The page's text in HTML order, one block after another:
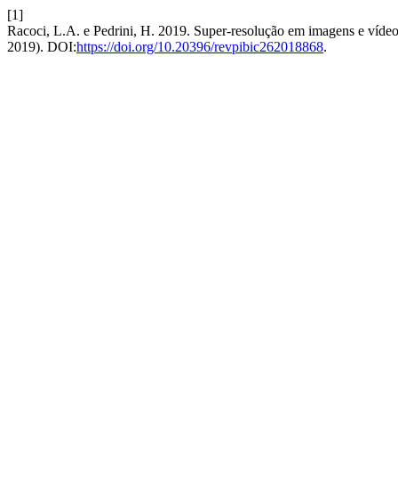
[1]
Racoci, L.A. e Pedrini, H. 2019. Super-resolução em imagens e
2019). DOI:https://doi.org/10.20396/revpibic262018868.